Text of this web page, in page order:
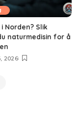
Norden? Slik
naturmedisin for å
2026